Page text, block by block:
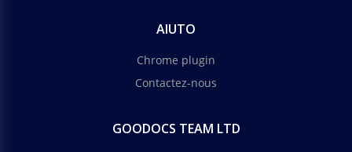
AIUTO
Chrome plugin
Contactez-nous
GOODOCS TEAM LTD